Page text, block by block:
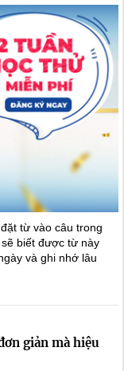
từ vào câu trong
biết được từ này
và ghi nhớ lâu
giản mà hiệu